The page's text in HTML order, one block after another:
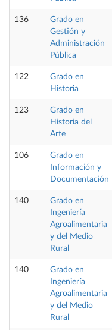
136
Grado en
Gestión y
Administración
Pública
122
Grado en
Historia
123
Grado en
Historia del
Arte
106
Grado en
Información y
Documentación
140
Grado en
Ingeniería
Agroalimentaria
y del Medio
Rural
140
Grado en
Ingeniería
Agroalimentaria
y del Medio
Rural